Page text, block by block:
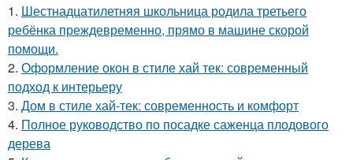
1. Шестнадцатилетняя школьница родила третьего
ребёнка преждевременно, прямо в машине скорой
помощи.
2. Оформление окон в стиле хай тек: современный
подход к интерьеру
3. Дом в стиле хай-тек: современность и комфорт
4. Полное руководство по посадке саженца плодового
дерева